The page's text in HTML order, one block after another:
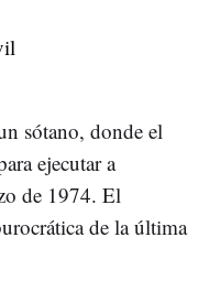
sótano, donde el
ejecutar a
de 1974. El
de la última